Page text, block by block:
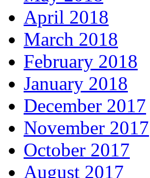
April 2018
March 2018
February 2018
January 2018
December 2017
November 2017
October 2017
August 2017